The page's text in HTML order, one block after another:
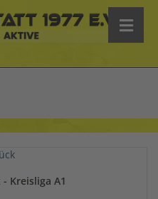
Kreisliga A1